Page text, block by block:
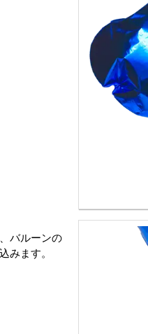
バルーンの
みます。